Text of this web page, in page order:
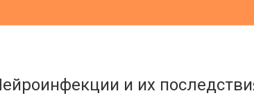
и их